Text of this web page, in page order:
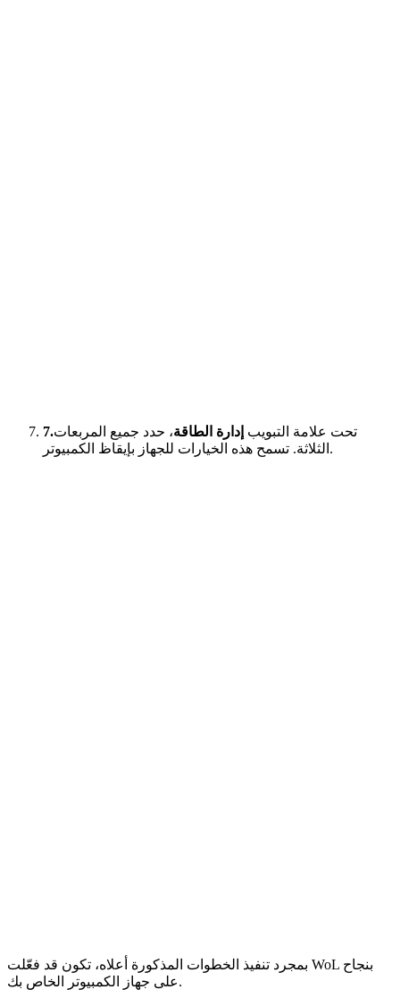
7. تحت علامة التبويب إدارة الطاقة، حدد جميع المربعات
الثلاثة. تسمح هذه الخيارات للجهاز بإيقاظ الكمبيوتر.
بمجرد تنفيذ الخطوات المذكورة أعلاه، تكون قد فعّلت WoL بنجاح
على جهاز الكمبيوتر الخاص بك.